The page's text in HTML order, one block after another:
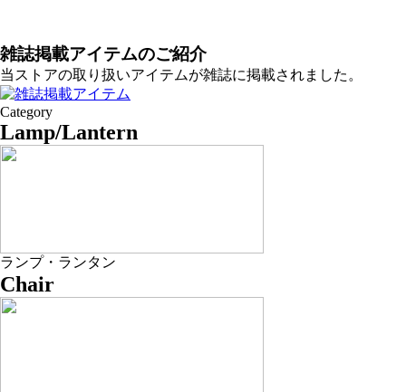
雑誌掲載アイテムのご紹介
当ストアの取り扱いアイテムが雑誌に掲載されました。
Category
Lamp/Lantern
ランプ・ランタン
Chair